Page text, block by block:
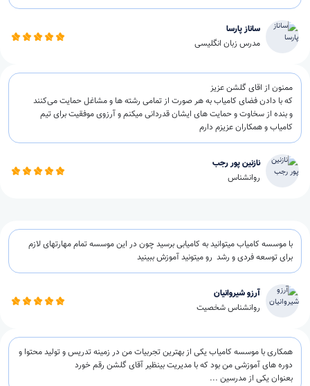
ساناز پارسا
مدرس زبان انگلیسی
ممنون از اقای گلشن عزیز
که با دادن فضای کامیاب به هر صورت از تمامی رشته ها و مشاغل حمایت می‌کنند
و بنده از سخاوت و حمایت های ایشان قدردانی میکنم و آرزوی موفقیت برای تیم
کامیاب و همکاران عزیزم دارم
نازنین پور رجب
روانشناس
با موسسه کامیاب میتوانید به کامیابی برسید چون در این موسسه تمام مهارتهای لازم
برای توسعه فردی و رشد رو میتونید آموزش ببینید
آرزو شیروانیان
روانشناس شخصیت
همکاری با موسسه کامیاب یکی از بهترین تجربیات من در زمینه تدریس و تولید محتوا و
دوره های آموزشی من بود که با مدیریت بینظیر آقای گلشن رقم خورد
بعنوان یکی از مدرسین ...